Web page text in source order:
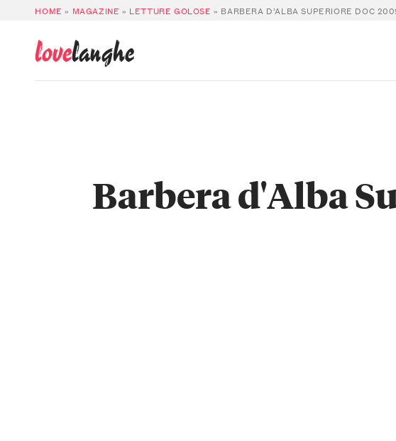
HOME » MAGAZINE » LETTURE GOLOSE » BARBERA D’ALBA SUPERIORE DOC
lovelanghe
Barbera d'Alba